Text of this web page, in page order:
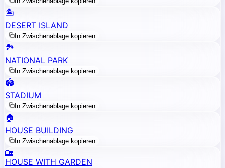
🏝️
DESERT ISLAND
In Zwischenablage kopieren
🏞️
NATIONAL PARK
In Zwischenablage kopieren
🏟️
STADIUM
In Zwischenablage kopieren
🏠
HOUSE BUILDING
In Zwischenablage kopieren
🏡
HOUSE WITH GARDEN